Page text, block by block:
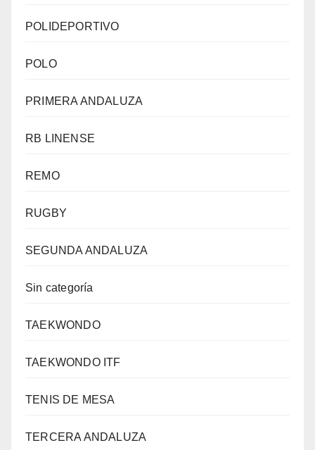
POLIDEPORTIVO
POLO
PRIMERA ANDALUZA
RB LINENSE
REMO
RUGBY
SEGUNDA ANDALUZA
Sin categoría
TAEKWONDO
TAEKWONDO ITF
TENIS DE MESA
TERCERA ANDALUZA